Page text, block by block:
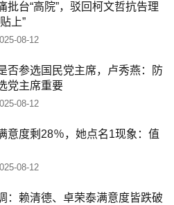
批台“高院”，驳回柯文哲抗告理
上”
08-12
否参选国民党主席，卢秀燕：防
党主席重要
08-12
意度剩28％，她点名1现象：值
08-12
：赖清德、卓荣泰满意度皆跌破